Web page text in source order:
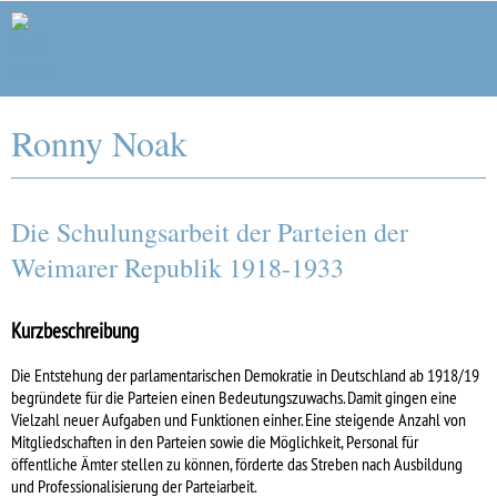
Ronny Noak
Die Schulungsarbeit der Parteien der
Weimarer Republik 1918-1933
Kurzbeschreibung
Die Entstehung der parlamentarischen Demokratie in Deutschland ab 1918/19
begründete für die Parteien einen Bedeutungszuwachs. Damit gingen eine
Vielzahl neuer Aufgaben und Funktionen einher. Eine steigende Anzahl von
Mitgliedschaften in den Parteien sowie die Möglichkeit, Personal für
öffentliche Ämter stellen zu können, förderte das Streben nach Ausbildung
und Professionalisierung der Parteiarbeit.